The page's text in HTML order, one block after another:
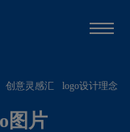
创意灵感汇
logo设计理念
图片